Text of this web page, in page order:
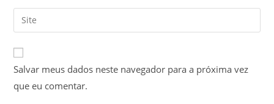
de
usuário
para
comentar
endereço
de
mail
para
comentar
Digite
o
URL
do
seu
site
Salvar meus dados neste navegador para a próxima vez
que eu comentar.